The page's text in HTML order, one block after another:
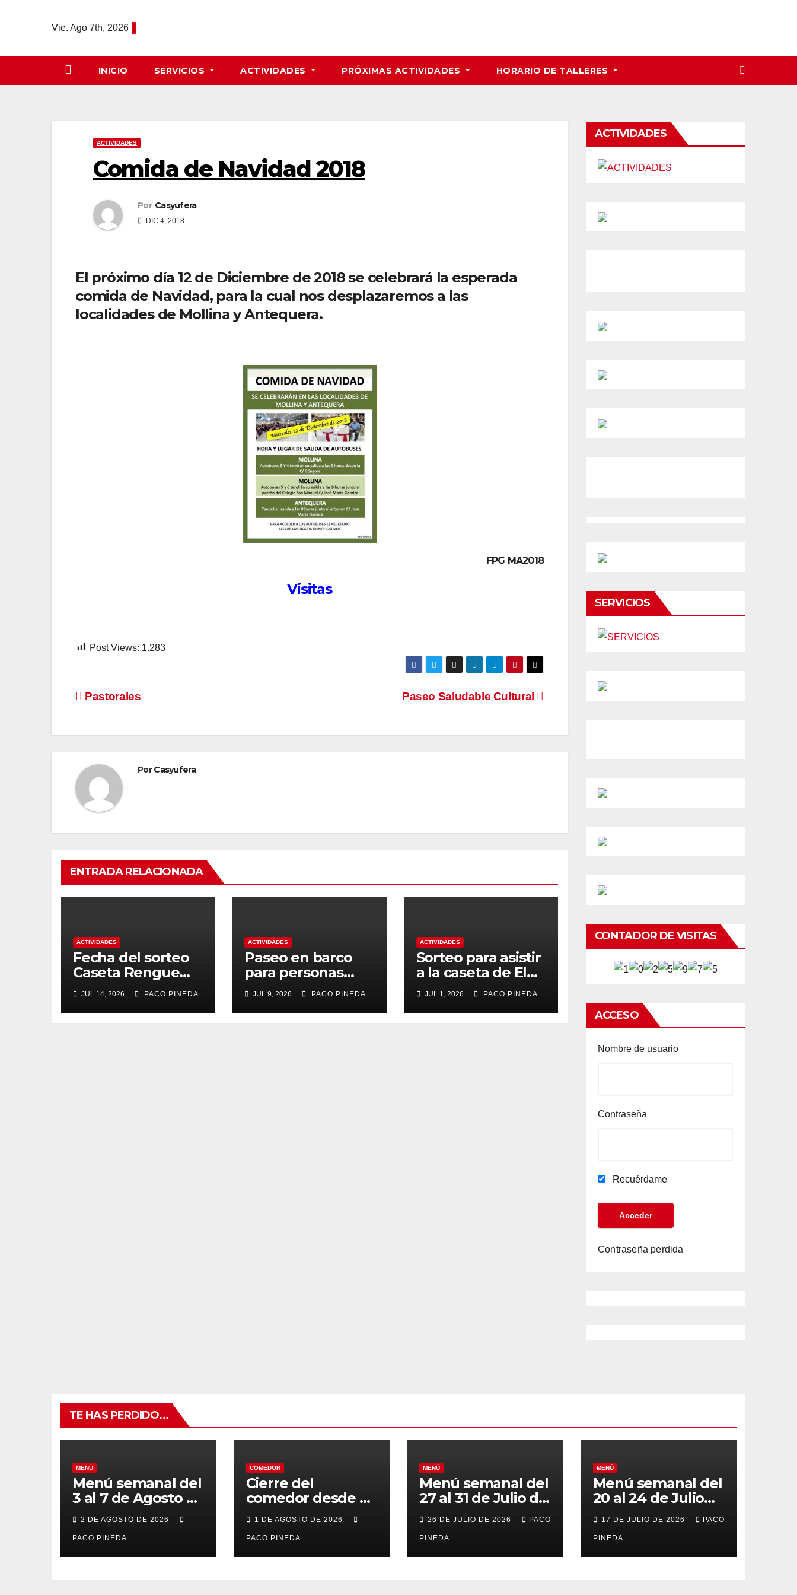
Vie. Ago 7th, 2026
INICIO SERVICIOS ACTIVIDADES PRÓXIMAS ACTIVIDADES HORARIO DE TALLERES
ACTIVIDADES
Comida de Navidad 2018
Por Casyufera
DIC 4, 2018
El próximo día 12 de Diciembre de 2018 se celebrará la esperada
comida de Navidad, para la cual nos desplazaremos a las
localidades de Mollina y Antequera.
FPG MA2018
Visitas
Post Views: 1.283
Navegación
Paseo Saludable Cultural
Pastorales
PorCasyufera
ENTRADA RELACIONADA
ACTIVIDADES
Fecha del sorteo
Caseta Rengue
Feria de Málaga
2026
JUL 14, 2026 PACO PINEDA
ACTIVIDADES
Paseo en barco
para personas
mayores
JUL 9, 2026 PACO PINEDA
ACTIVIDADES
Sorteo para asistir
a la caseta de El
Rengue, Feria de
Málaga 2026
JUL 1, 2026 PACO PINEDA
ACTIVIDADES
SERVICIOS
CONTADOR DE VISITAS
ACCESO
Nombre de usuario
Contraseña
Recuérdame
Contraseña perdida
TE HAS PERDIDO...
MENÚ
Menú semanal del
3 al 7 de Agosto de
2026
2 DE AGOSTO DE 2026
PACO PINEDA
COMEDOR
Cierre del
comedor desde el
7 al 21 de Agosto
por vacaciones
1 DE AGOSTO DE 2026
PACO PINEDA
MENÚ
Menú semanal del
27 al 31 de Julio de
2026
26 DE JULIO DE 2026 PACO
PINEDA
MENÚ
Menú semanal del
20 al 24 de Julio
de 2026
17 DE JULIO DE 2026 PACO
PINEDA